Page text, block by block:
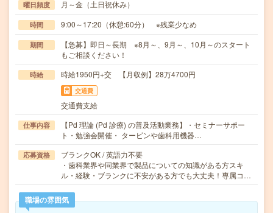
曜日頻度 月～金（土日祝休み）
時間 9:00～17:20（休憩:60分） ※残業少なめ
期間
【急募】即日～長期 ※8月～、9月～、10月～のスタート
もご相談ください！
時給 時給1950円+交 【月収例】28万4700円
交通費
交通費支給
仕事内容
【Pd 理論 (Pd 診療) の普及活動業務】・セミナーサポー
ト・勉強会開催・ タービンや歯科用機器…
応募資格
ブランクOK / 英語力不要
・歯科業界や同業界で製品についての知識がある方スキ
ル・経験・ブランクに不安がある方でも大丈夫！専属コ…
職場の雰囲気